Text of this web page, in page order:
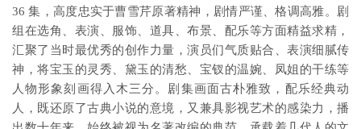
36 集，高度忠实于曹雪芹原著精神，剧情严谨、格调高雅。剧
组在选角、表演、服饰、道具、布景、配乐等方面精益求精，
汇聚了当时最优秀的创作力量，演员们气质贴合、表演细腻传
神，将宝玉的灵秀、黛玉的清愁、宝钗的温婉、凤姐的干练等
人物形象刻画得入木三分。剧集画面古朴雅致，配乐经典动
人，既还原了古典小说的意境，又兼具影视艺术的感染力，播